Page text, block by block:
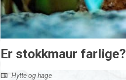
Er stokkmaur farlige?
Hytte og hage